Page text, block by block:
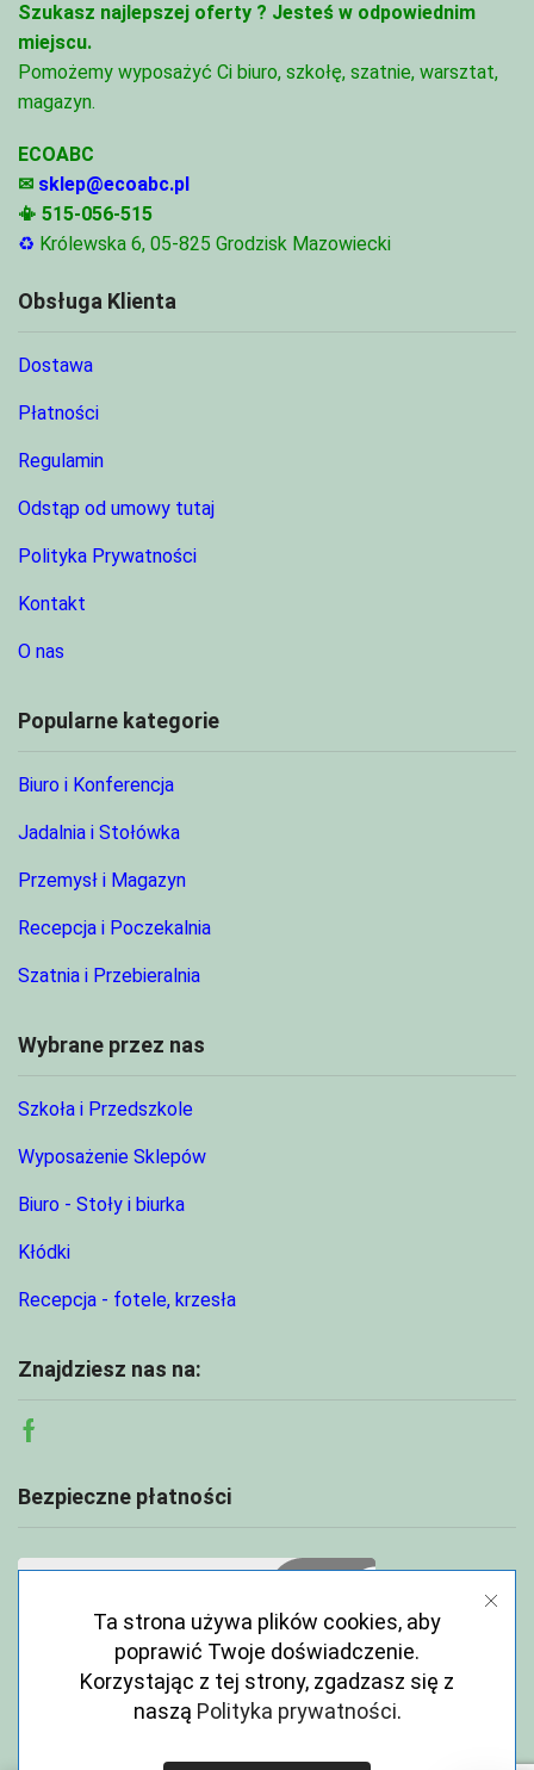
Szukasz najlepszej oferty ? Jesteś w odpowiednim
miejscu.
Pomożemy wyposażyć Ci biuro, szkołę, szatnie, warsztat,
magazyn.
ECOABC
✉ sklep@ecoabc.pl
📳 515-056-515
♻ Królewska 6, 05-825 Grodzisk Mazowiecki
Obsługa Klienta
Dostawa
Płatności
Regulamin
Odstąp od umowy tutaj
Polityka Prywatności
Kontakt
O nas
Popularne kategorie
Biuro i Konferencja
Jadalnia i Stołówka
Przemysł i Magazyn
Recepcja i Poczekalnia
Szatnia i Przebieralnia
Wybrane przez nas
Szkoła i Przedszkole
Wyposażenie Sklepów
Biuro - Stoły i biurka
Kłódki
Recepcja - fotele, krzesła
Znajdziesz nas na:
Facebook
Bezpieczne płatności
Ta strona używa plików cookies, aby
poprawić Twoje doświadczenie.
Korzystając z tej strony, zgadzasz się z
naszą Polityka prywatności.